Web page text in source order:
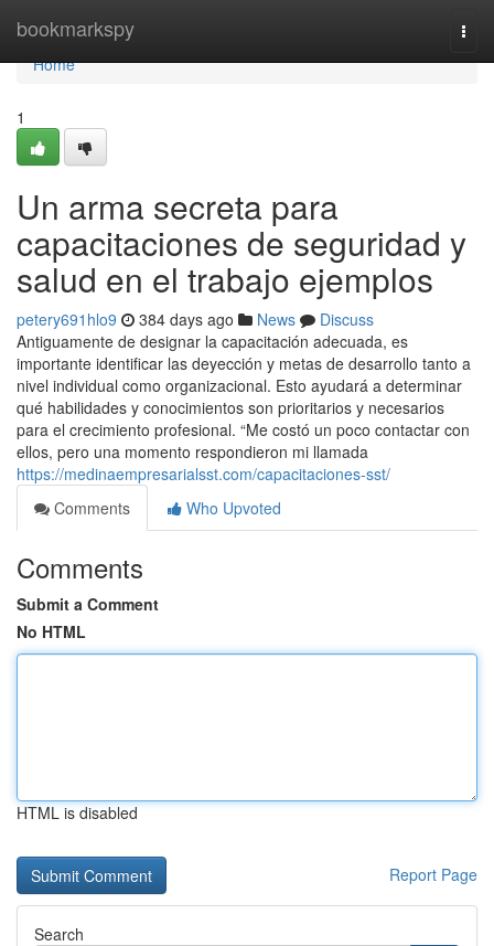
bookmarkspy
Home
Home
1
Un arma secreta para
capacitaciones de seguridad y
salud en el trabajo ejemplos
petery691hlo9 384 days ago News
Discuss
Antiguamente de designar la capacitación adecuada, es
importante identificar las deyección y metas de desarrollo tanto a
nivel individual como organizacional. Esto ayudará a determinar
qué habilidades y conocimientos son prioritarios y necesarios
para el crecimiento profesional. “Me costó un poco contactar con
ellos, pero una momento respondieron mi llamada
https://medinaempresarialsst.com/capacitaciones-sst/
Comments
Who Upvoted
Comments
Submit a Comment
No HTML
HTML is disabled
Report Page
Search